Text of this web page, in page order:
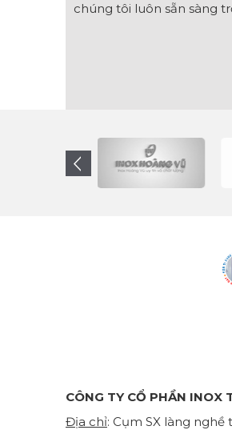
chúng tôi luôn sẵn sàng
CÔNG TY CỔ PHẦN INOX
Địa chỉ: Cụm SX làng